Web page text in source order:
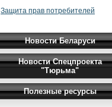
Защита прав потребителей
Новости Беларуси
Новости Спецпроекта
"Тюрьма"
Полезные ресурсы